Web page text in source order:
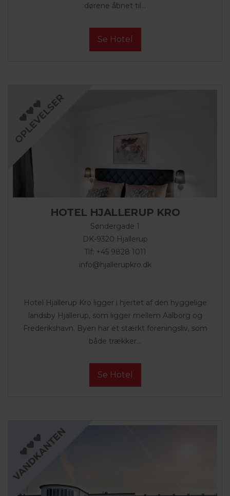
dørene åbnet til...
Se Hotel
HOTEL HJALLERUP KRO
Søndergade 1
DK-9320 Hjallerup
Tlf: +45 9828 1011
info@hjallerupkro.dk
Hotel Hjallerup Kro ligger i hjertet af den hyggelige
landsby Hjallerup, som ligger mellem Aalborg og
Frederikshavn. Byen har et stærkt foreningsliv, som
både trækker...
Se Hotel